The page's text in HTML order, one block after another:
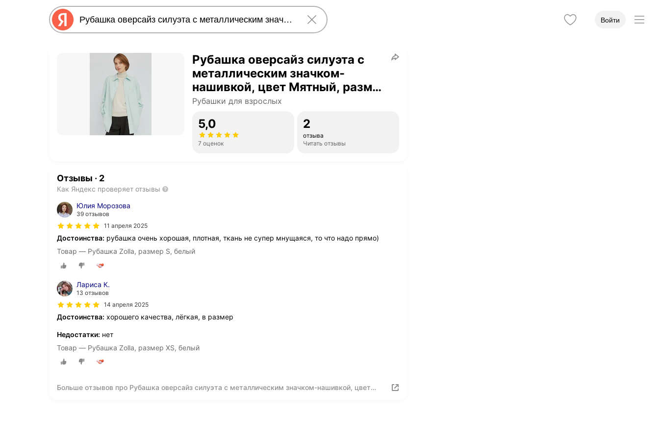
Войти
Рубашка оверсайз силуэта с
металлическим значком-
нашивкой, цвет Мятный, размер
XL 02433114Y013
Рубашки для взрослых
5,0
7 оценок
2
отзыва
Читать отзывы
Отзывы · 2
Как Яндекс проверяет отзывы
Юлия Морозова
39 отзывов
11 апреля 2025
Достоинства: рубашка очень хорошая, плотная, ткань не супер мнущаяся, то что надо прямо)
Товар — Рубашка Zolla, размер S, белый
Лариса К.
13 отзывов
14 апреля 2025
Достоинства: хорошего качества, лёгкая, в размер
Недостатки: нет
Товар — Рубашка Zolla, размер XS, белый
Больше отзывов про Рубашка оверсайз силуэта с металлическим значком-нашивкой, цвет